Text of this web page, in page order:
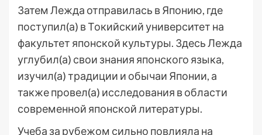
Затем Лежда отправилась в Японию, где
поступил(а) в Токийский университет на
факультет японской культуры. Здесь Лежда
углубил(а) свои знания японского языка,
изучил(а) традиции и обычаи Японии, а
также провел(а) исследования в области
современной японской литературы.
Учеба за рубежом сильно повлияла на